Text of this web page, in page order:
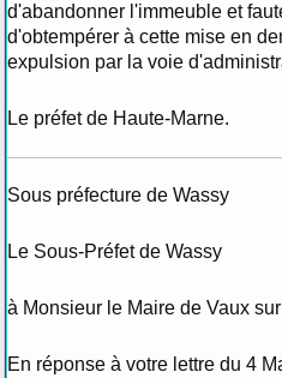
d'abandonner l'immeuble et
d'obtempérer à cette mise en
expulsion par la voie
Le préfet de Haute-Marne.
Sous préfecture de Wassy
Le Sous-Préfet de Wassy
à Monsieur le Maire de Vaux
En réponse à votre lettre du 4